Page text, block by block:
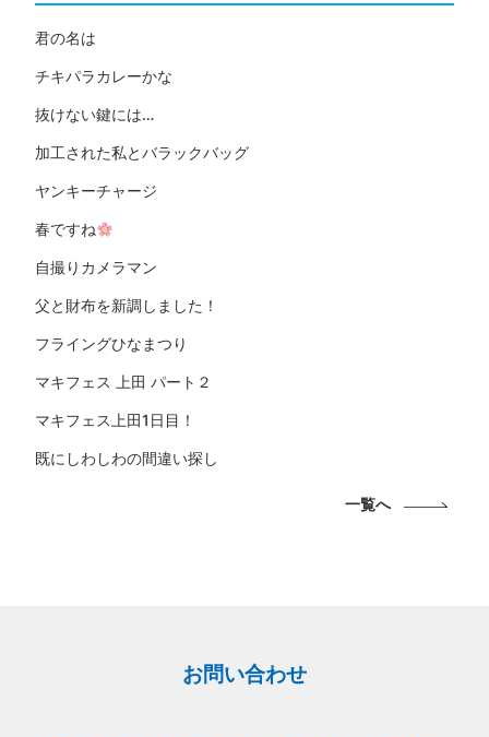
君の名は
チキパラカレーかな
抜けない鍵には…
加工された私とバラックバッグ
ヤンキーチャージ
春ですね
自撮りカメラマン
父と財布を新調しました！
フライングひなまつり
マキフェス 上田 パート２
マキフェス上田1日目！
既にしわしわの間違い探し
一覧へ
お問い合わせ